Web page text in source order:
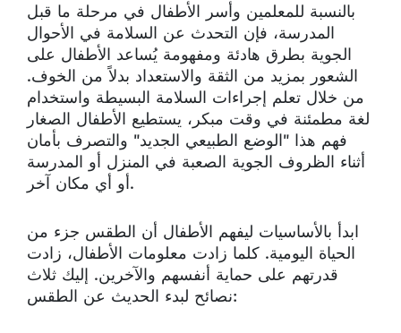
بالنسبة للمعلمين وأسر الأطفال في مرحلة ما قبل
المدرسة، فإن التحدث عن السلامة في الأحوال
الجوية بطرق هادئة ومفهومة يُساعد الأطفال على
الشعور بمزيد من الثقة والاستعداد بدلاً من الخوف.
من خلال تعلم إجراءات السلامة البسيطة واستخدام
لغة مطمئنة في وقت مبكر، يستطيع الأطفال الصغار
فهم هذا "الوضع الطبيعي الجديد" والتصرف بأمان
أثناء الظروف الجوية الصعبة في المنزل أو المدرسة
أو أي مكان آخر.
ابدأ بالأساسيات ليفهم الأطفال أن الطقس جزء من
الحياة اليومية. كلما زادت معلومات الأطفال، زادت
قدرتهم على حماية أنفسهم والآخرين. إليك ثلاث
نصائح لبدء الحديث عن الطقس: